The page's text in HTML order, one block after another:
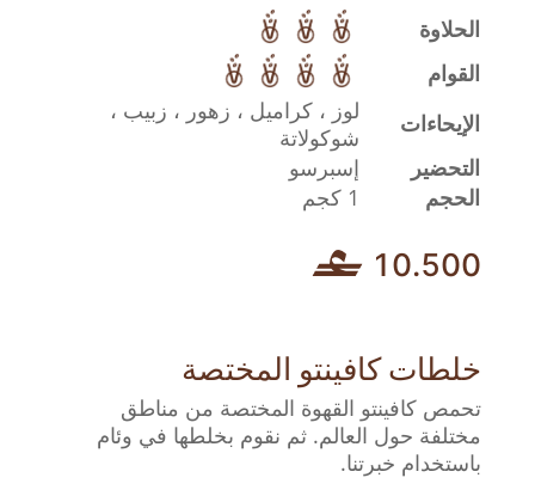
الحلاوة
القوام
الإيحاءات
لوز ، كراميل ، زهور ، زبيب ،
شوكولاتة
التحضير
إسبرسو
الحجم
1 كجم
10.500
خلطات كافينتو المختصة
تحمص كافينتو القهوة المختصة من مناطق
مختلفة حول العالم. ثم نقوم بخلطها في وئام
باستخدام خبرتنا.